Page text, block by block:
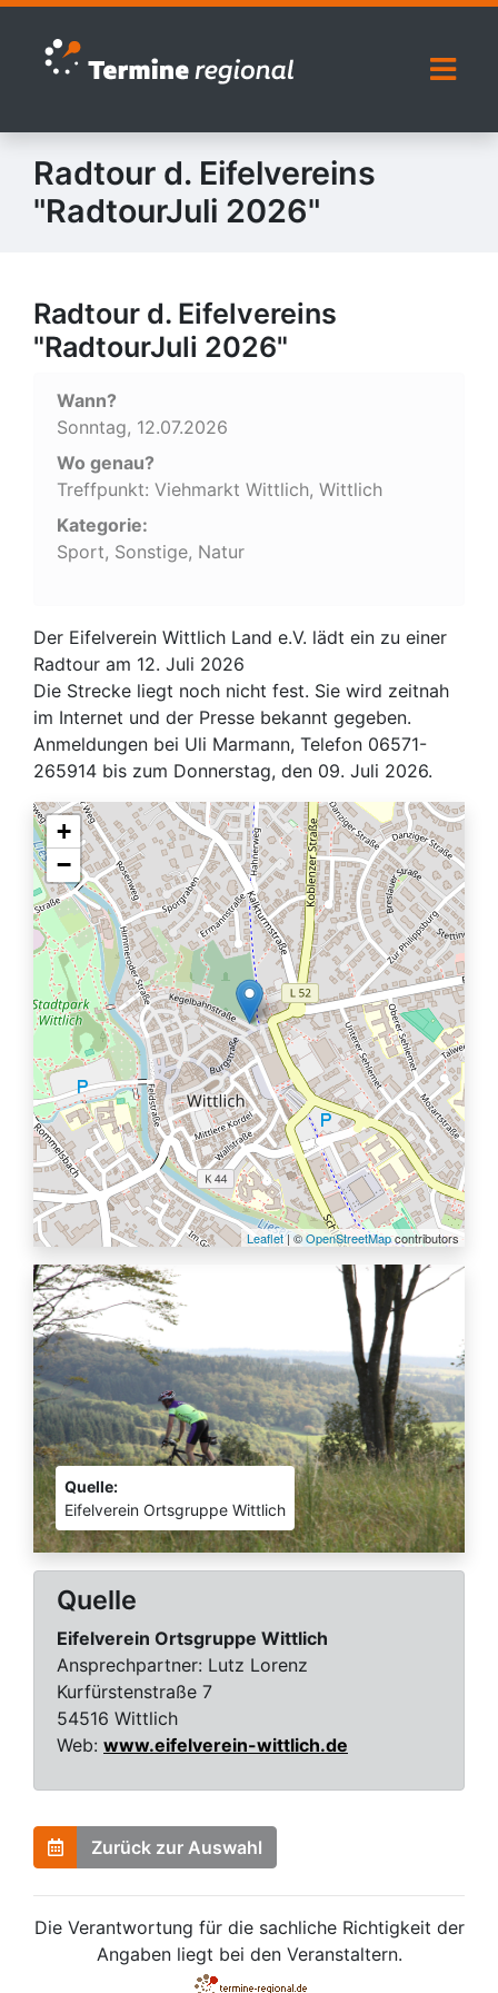
Zur Navigation springen
Zum Inhalt springen
Radtour d. Eifelvereins
"RadtourJuli 2026"
Radtour d. Eifelvereins
"RadtourJuli 2026"
Wann?
Sonntag, 12.07.2026
Wo genau?
Treffpunkt: Viehmarkt Wittlich, Wittlich
Kategorie:
Sport, Sonstige, Natur
Der Eifelverein Wittlich Land e.V. lädt ein zu einer
Radtour am 12. Juli 2026
Die Strecke liegt noch nicht fest. Sie wird zeitnah
im Internet und der Presse bekannt gegeben.
Anmeldungen bei Uli Marmann, Telefon 06571-
265914 bis zum Donnerstag, den 09. Juli 2026.
+
−
Leaflet| ©OpenStreetMapcontributors
Quelle:
Eifelverein Ortsgruppe Wittlich
Quelle
Eifelverein Ortsgruppe Wittlich
Ansprechpartner: Lutz Lorenz
Kurfürstenstraße 7
54516 Wittlich
Web: www.eifelverein-wittlich.de
Zurück zur Auswahl
Die Verantwortung für die sachliche Richtigkeit der
Angaben liegt bei den Veranstaltern.